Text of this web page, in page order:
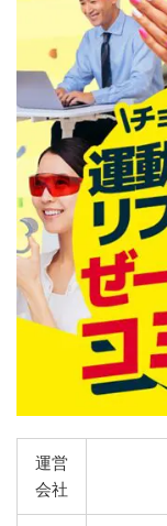
運営
会社